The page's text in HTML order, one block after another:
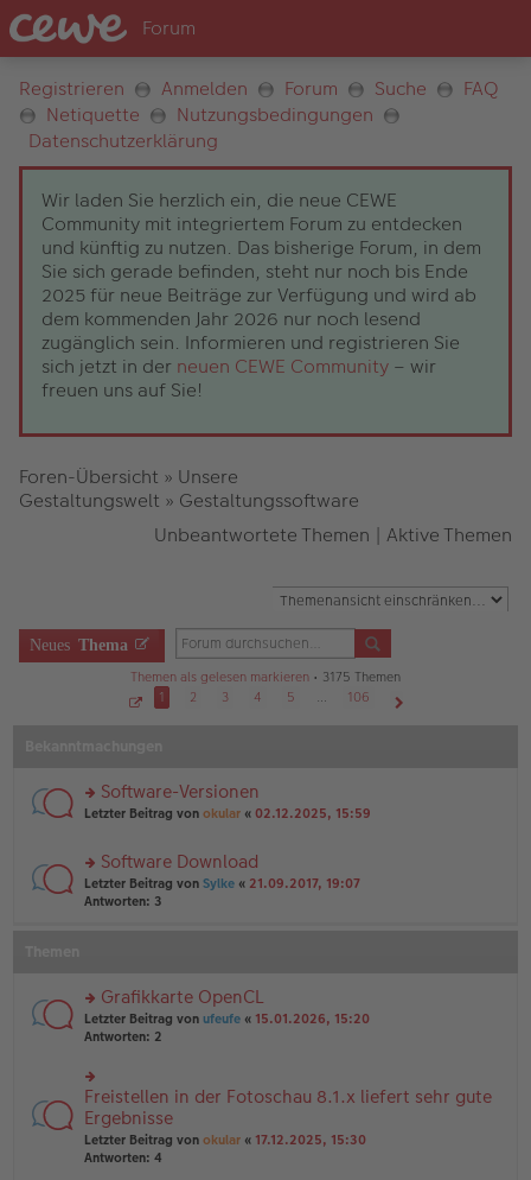
Registrieren Anmelden Forum Suche
FAQ
Netiquette
Nutzungsbedingungen
Datenschutzerklärung
Wir laden Sie herzlich ein, die neue CEWE
Community mit integriertem Forum zu entdecken
und künftig zu nutzen. Das bisherige Forum, in dem
Sie sich gerade befinden, steht nur noch bis Ende
2025 für neue Beiträge zur Verfügung und wird ab
dem kommenden Jahr 2026 nur noch lesend
zugänglich sein. Informieren und registrieren Sie
sich jetzt in der neuen CEWE Community – wir
freuen uns auf Sie!
Foren-Übersicht » Unsere
Gestaltungswelt » Gestaltungssoftware
Unbeantwortete Themen | Aktive Themen
Neues Thema
Themen als gelesen markieren • 3175 Themen
1
v
o
n
6
1 2 3 4 5 …
106
rs
u
n
g
er
B
ei
tr
g
Software-Versionen
Letzter Beitrag von okular « 02.12.2025, 15:59
rs
te
es
e
n
B
ei
tr
a
g
Software Download
Letzter Beitrag von Sylke « 21.09.2017, 19:07
Antworten: 3
rs
te
u
n
g
el
es
e
Grafikkarte OpenCL
Letzter Beitrag von ufeufe « 15.01.2026, 15:20
Antworten: 2
rs
te
r
u
n
Freistellen in der Fotoschau 8.1.x liefert sehr gute
Ergebnisse
Letzter Beitrag von okular « 17.12.2025, 15:30
Antworten: 4